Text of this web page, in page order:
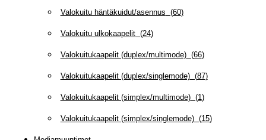
Valokuitu häntäkuidut/asennus (60)
Valokuitu ulkokaapelit(24)
Valokuitukaapelit (duplex/multimode)(66)
Valokuitukaapelit (duplex/singlemode)(87)
Valokuitukaapelit (simplex/multimode)(1)
Valokuitukaapelit (simplex/singlemode)(15)